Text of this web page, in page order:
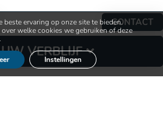
CONTACT
VERBLIJF
beste ervaring op onze site te bieden.
welke cookies we gebruiken of deze
.
Instellingen